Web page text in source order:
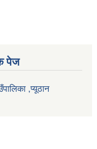
पेज
,प्यूठान